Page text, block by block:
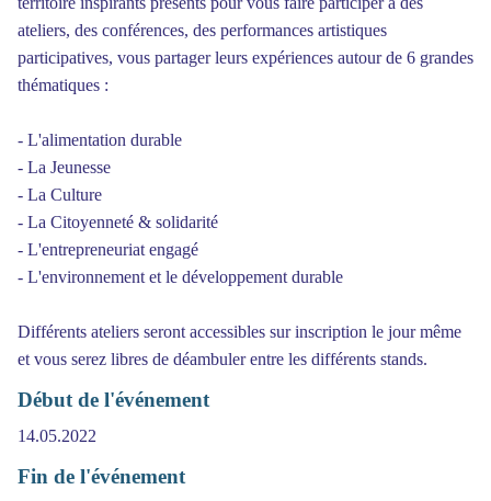
ateliers, des conférences, des performances artistiques
participatives, vous partager leurs expériences autour de 6 grandes
thématiques :
- L'alimentation durable
- La Jeunesse
- La Culture
- La Citoyenneté & solidarité
- L'entrepreneuriat engagé
- L'environnement et le développement durable
Différents ateliers seront accessibles sur inscription le jour même
et vous serez libres de déambuler entre les différents stands.
Début de l'événement
14.05.2022
Fin de l'événement